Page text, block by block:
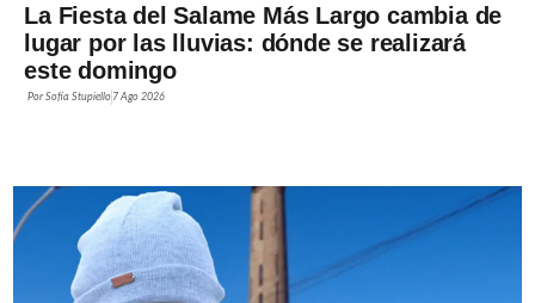
La Fiesta del Salame Más Largo cambia de
lugar por las lluvias: dónde se realizará
este domingo
PorSofía Stupiello 7 Ago 2026